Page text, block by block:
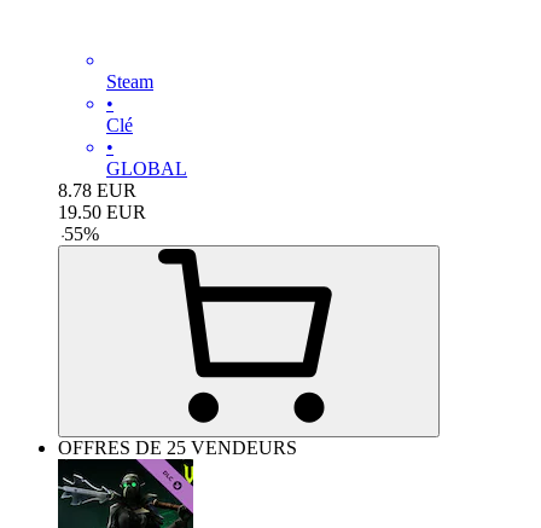
Steam
•
Clé
•
GLOBAL
8.78 EUR
19.50 EUR
-55%
OFFRES DE 25 VENDEURS